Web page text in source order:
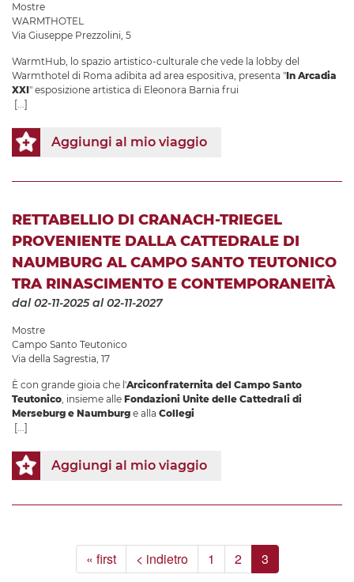
Mostre
WARMTHOTEL
Via Giuseppe Prezzolini, 5
WarmtHub, lo spazio artistico-culturale che vede la lobby del
Warmthotel di Roma adibita ad area espositiva, presenta "In Arcadia
XXI" esposizione artistica di Eleonora Barnia frui
[...]
Aggiungi al mio viaggio
RETTABELLIO DI CRANACH-TRIEGEL
PROVENIENTE DALLA CATTEDRALE DI
NAUMBURG AL CAMPO SANTO TEUTONICO
TRA RINASCIMENTO E CONTEMPORANEITÀ
dal 02-11-2025al 02-11-2027
Mostre
Campo Santo Teutonico
Via della Sagrestia, 17
È con grande gioia che l'Arciconfraternita del Campo Santo
Teutonico, insieme alle Fondazioni Unite delle Cattedrali di
Merseburg e Naumburg e alla Collegi
[...]
Aggiungi al mio viaggio
« first < indietro 1 2 3